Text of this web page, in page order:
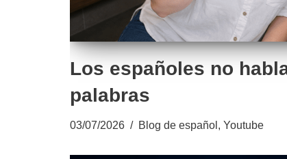
Los españoles no
palabras
03/07/2026 Blog de español Youtube